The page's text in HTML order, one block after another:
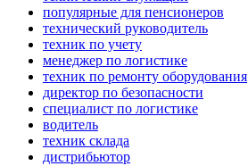
популярные для пенсионеров
технический руководитель
техник по учету
менеджер по логистике
техник по ремонту оборудования
директор по безопасности
специалист по логистике
водитель
техник склада
дистрибьютор